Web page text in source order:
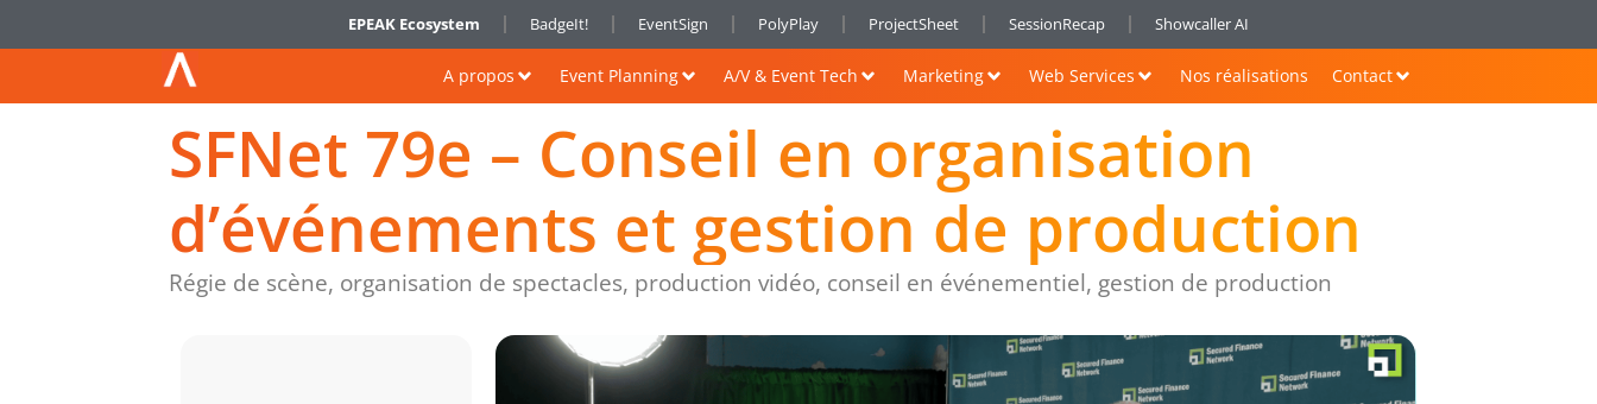
EPEAK Ecosystem BadgeIt! EventSign PolyPlay ProjectSheet SessionRecap Showcaller AI
A propos Event Planning A/V & Event Tech Marketing Web Services Nos réalisations Contact
SFNet 79e – Conseil en organisation
d’événements et gestion de production
Régie de scène, organisation de spectacles, production vidéo, conseil en événementiel, gestion de production